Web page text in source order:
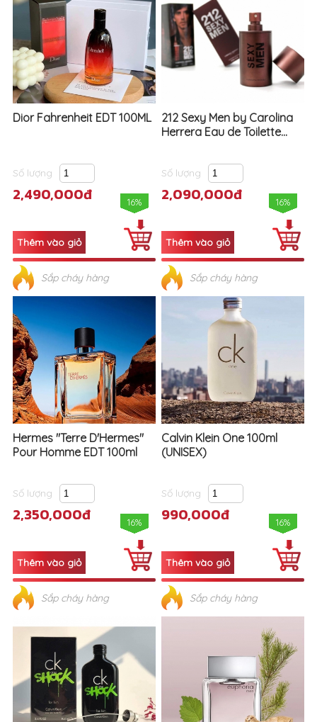
Dior Fahrenheit EDT 100ML
Số lượng
2,490,000đ 16%
Sắp cháy hàng
212 Sexy Men by Carolina
Herrera Eau de Toilette...
Số lượng
2,090,000đ 16%
Sắp cháy hàng
Hermes "Terre D'Hermes"
Pour Homme EDT 100ml
Số lượng
2,350,000đ 16%
Sắp cháy hàng
Calvin Klein One 100ml
(UNISEX)
Số lượng
990,000đ 16%
Sắp cháy hàng